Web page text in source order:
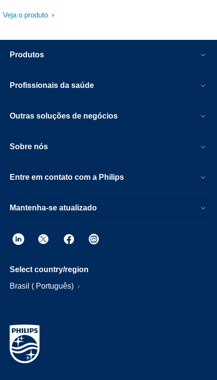
Veja o produto
Produtos
Profissionais da saúde
Outras soluções de negócios
Sobre nós
Entre em contato com a Philips
Mantenha-se atualizado
Select country/region
Brasil ( Português)